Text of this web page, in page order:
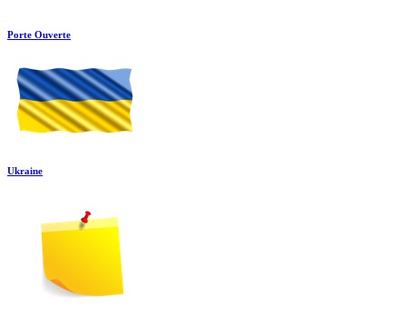
Porte Ouverte
Ukraine